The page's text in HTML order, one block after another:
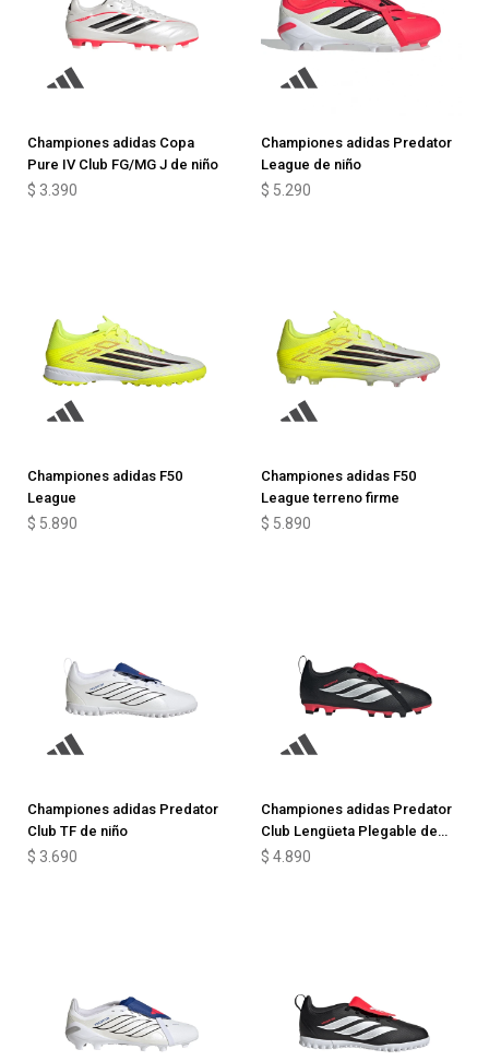
Championes adidas Copa
Pure IV Club FG/MG J de niño
$ 3.390
Championes adidas Predator
League de niño
$ 5.290
Championes adidas F50
League
$ 5.890
Championes adidas F50
League terreno firme
$ 5.890
Championes adidas Predator
Club TF de niño
$ 3.690
Championes adidas Predator
Club Lengüeta Plegable de
niño
$ 4.890